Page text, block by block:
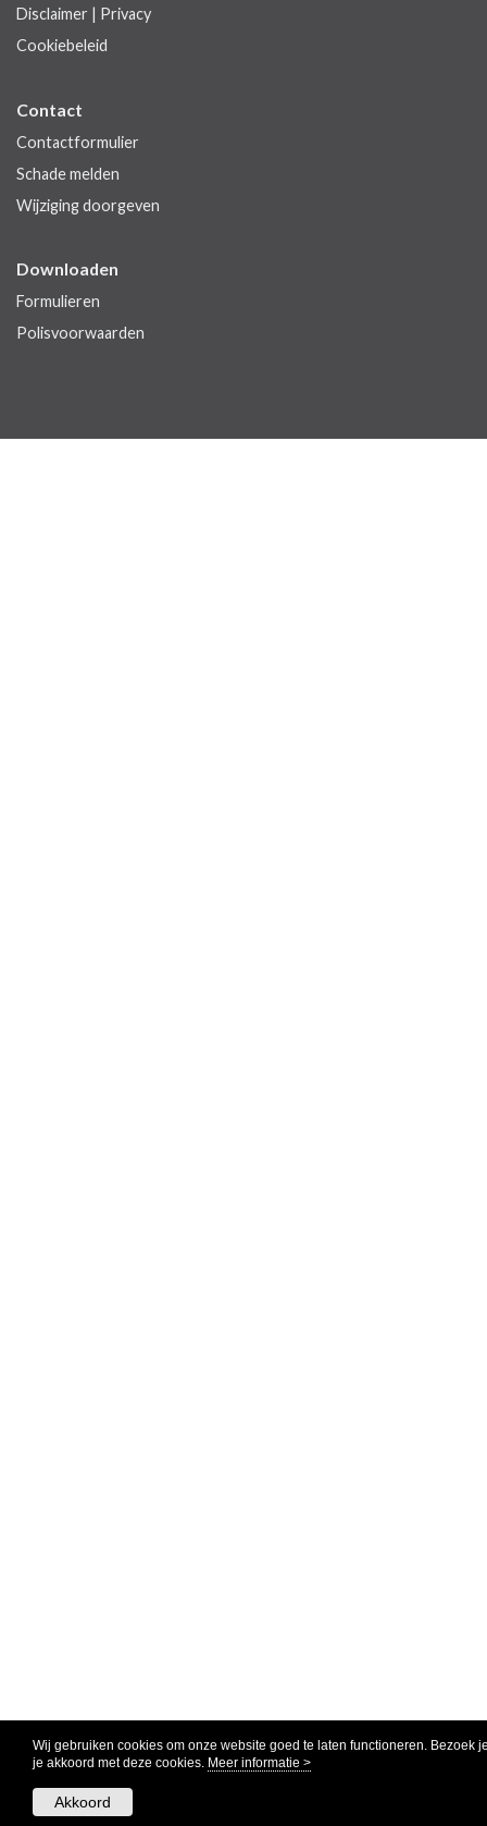
Wij gebruiken cookies om onze website goed te laten functioneren. Bezoek
je akkoord met deze cookies. Meer informatie >
Akkoord
Disclaimer | Privacy
Cookiebeleid
Contact
Contactformulier
Schade melden
Wijziging doorgeven
Downloaden
Formulieren
Polisvoorwaarden